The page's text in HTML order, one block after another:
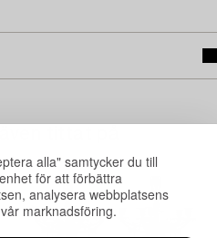
alla" samtycker du till
för att förbättra
analysera webbplatsens
marknadsföring.